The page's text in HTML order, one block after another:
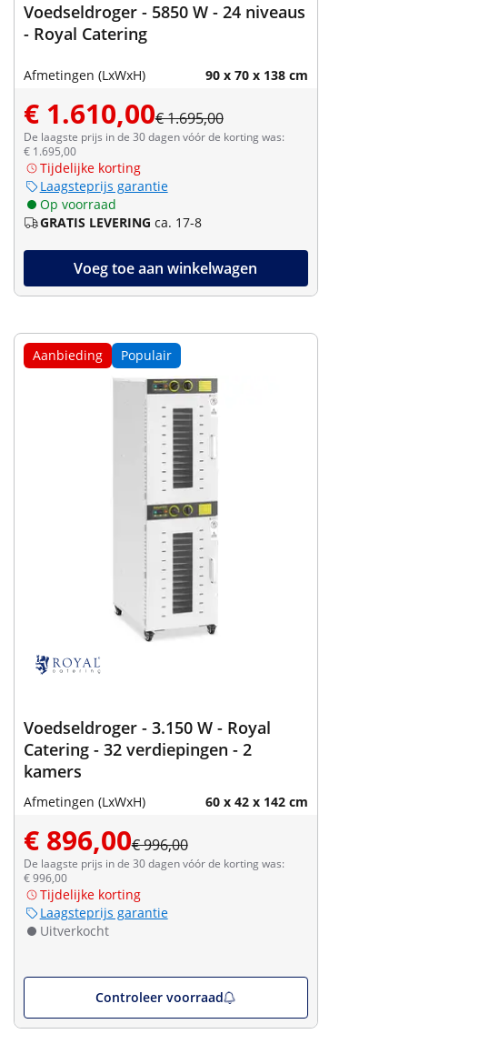
Voedseldroger - 5850 W - 24 niveaus
- Royal Catering
Afmetingen (LxWxH) 90 x 70 x 138 cm
€ 1.610,00€ 1.695,00
De laagste prijs in de 30 dagen vóór de korting was:
€ 1.695,00
Tijdelijke korting
Laagsteprijs garantie
Op voorraad
GRATIS LEVERING ca. 17-8
Voeg toe aan winkelwagen
Aanbieding Populair
Voedseldroger - 3.150 W - Royal
Catering - 32 verdiepingen - 2
kamers
Afmetingen (LxWxH) 60 x 42 x 142 cm
€ 896,00€ 996,00
De laagste prijs in de 30 dagen vóór de korting was:
€ 996,00
Tijdelijke korting
Laagsteprijs garantie
Uitverkocht
Controleer voorraad